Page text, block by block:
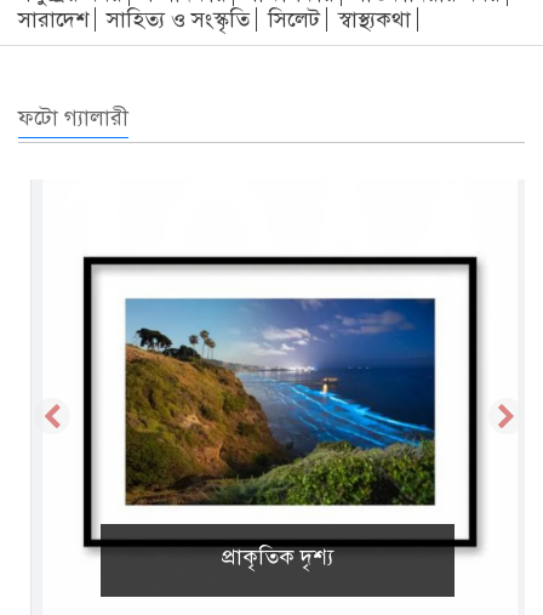
সারাদেশ
সাহিত্য ও সংস্কৃতি সিলেট স্বাস্থ্যকথা
ফটো গ্যালারী
প্রাকৃতিক দৃশ্য